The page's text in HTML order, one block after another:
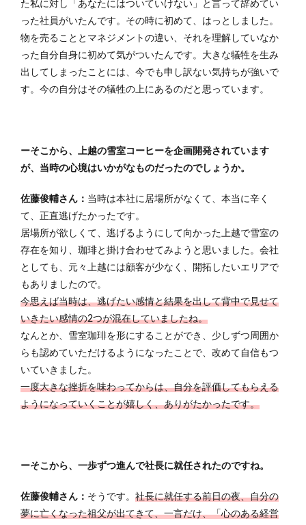
た私に対し「あなたにはついていけない」と言って辞めてい
った社員がいたんです。その時に初めて、はっとしました。
物を売ることとマネジメントの違い、それを理解していなか
った自分自身に初めて気がついたんです。大きな犠牲を生み
出してしまったことには、今でも申し訳ない気持ちが強いで
す。今の自分はその犠牲の上にあるのだと思っています。
ーそこから、上越の雪室コーヒーを企画開発されています
が、当時の心境はいかがなものだったのでしょうか。
佐藤俊輔さん： 当時は本社に居場所がなくて、本当に辛く
て、正直逃げたかったです。
居場所が欲しくて、逃げるようにして向かった上越で雪室の
存在を知り、珈琲と掛け合わせてみようと思いました。会社
としても、元々上越には顧客が少なく、開拓したいエリアで
もありましたので。
今思えば当時は、逃げたい感情と結果を出して背中で見せて
いきたい感情の2つが混在していましたね。
なんとか、雪室珈琲を形にすることができ、少しずつ周囲か
らも認めていただけるようになったことで、改めて自信もつ
いていきました。
一度大きな挫折を味わってからは、自分を評価してもらえる
ようになっていくことが嬉しく、ありがたかったです。
ーそこから、一歩ずつ進んで社長に就任されたのですね。
佐藤俊輔さん： そうです。 社長に就任する前日の夜、自分の
夢に亡くなった祖父が出てきて、一言だけ、「心のある経営